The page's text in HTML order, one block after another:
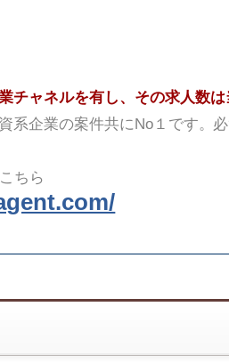
チャネルを有し、その求人数
系企業の案件共にNo１です。
ちら